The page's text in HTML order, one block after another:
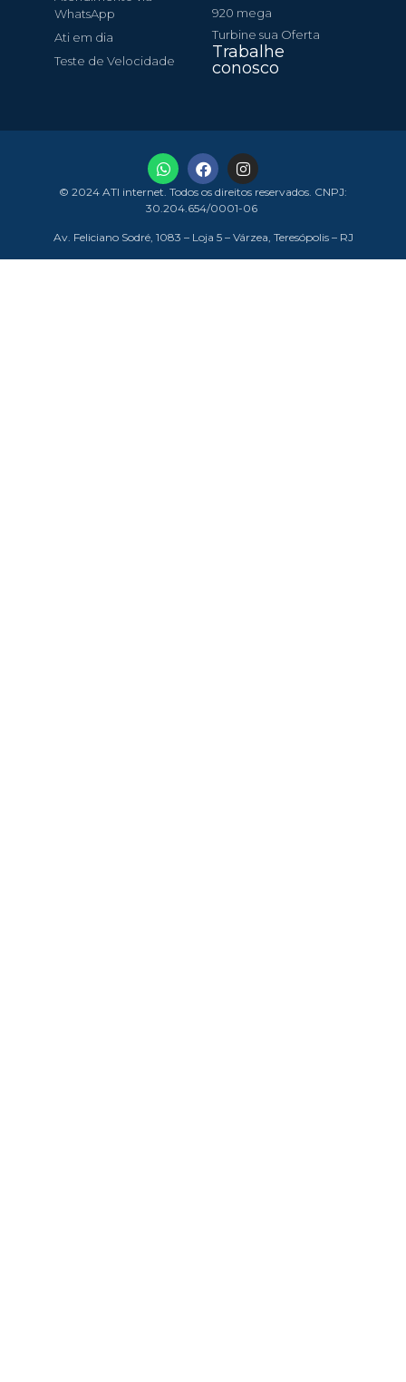
WhatsApp
Ati em dia
Teste de Velocidade
920 mega
Turbine sua Oferta
Trabalhe
conosco
© 2024 ATI internet. Todos os direitos reservados. CNPJ:
30.204.654/0001-06
Av. Feliciano Sodré, 1083 – Loja 5 – Várzea, Teresópolis – RJ